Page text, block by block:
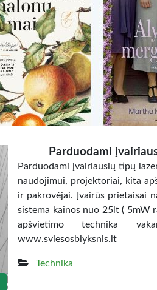
Parduodami
Parduodami įvairiausių tipų
naudojimui, projektoriai, kita
ir pakrovėjai. Įvairūs prietaisai
sistema kainos nuo 25lt ( 5mW
apšvietimo technika
www.sviesosblyksnis.lt
Technika